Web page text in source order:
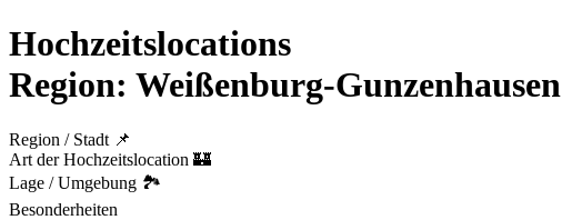
Hochzeitslocations
Region: Weißenburg-Gunzenhausen
Region / Stadt 📌
Art der Hochzeitslocation 🏰
Lage / Umgebung 🏞
Besonderheiten